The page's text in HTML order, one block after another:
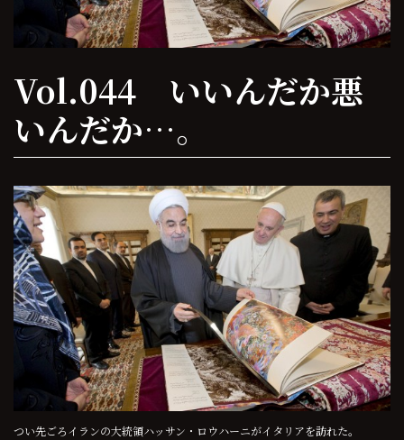
Vol.044 いいんだか悪
いんだか…。
つい先ごろイランの大統領ハッサン・ロウハーニがイタリアを訪れた。